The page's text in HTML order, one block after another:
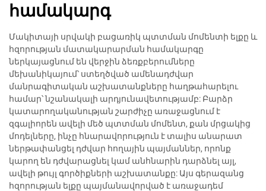
համակարգ
Մակիտայի սրվակի բացառիկ պտտման մոմենտի ելքը և
հզորության մատակարարման համակարգը
ներկայացնում են վերջին ձեռքբերումները
մեխանիկայում՝ ստեղծված ամենադժվար
մանրագիտական աշխատանքները հաղթահարելու
համար՝ նշանակալի արդյունավետությամբ: Բարձր
կատարողականության շարժիչը առաջացնում է
զգալիորեն ավելի մեծ պտտման մոմենտ, քան մրցակից
մոդելները, ինչը հնարավորություն է տալիս անարատ
ներթափանցել դժվար հողային պայմաններ, որոնք
կարող են դժվարացնել կամ անհնարին դարձնել այլ,
ավելի թույլ գործիքների աշխատանքը: Այս գերազանց
հզորության ելքը պայմանավորված է առաջադեմ